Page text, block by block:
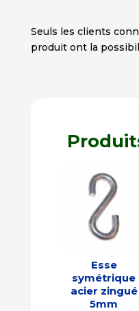
Seuls les clients
produit ont la
Esse
symétrique
acier zingué
5mm